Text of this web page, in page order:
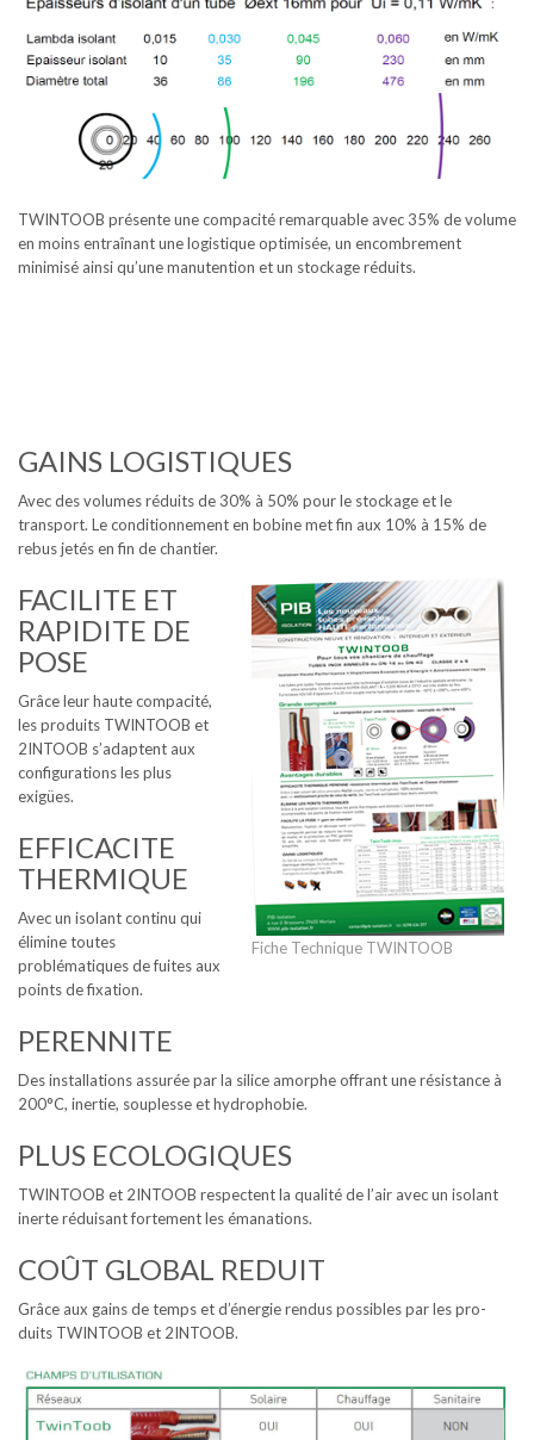
TWINTOOB présente une compacité remarquable avec 35% de volume
en moins entraînant une logistique optimisée, un encombrement
minimisé ainsi qu’une manutention et un stockage réduits.
GAINS LOGISTIQUES
Avec des volumes réduits de 30% à 50% pour le stockage et le
transport. Le conditionnement en bobine met fin aux 10% à 15% de
rebus jetés en fin de chantier.
Fiche Technique TWINTOOB
FACILITE ET
RAPIDITE DE
POSE
Grâce leur haute compacité,
les produits TWINTOOB et
2INTOOB s’adaptent aux
configurations les plus
exigües.
EFFICACITE
THERMIQUE
Avec un isolant continu qui
élimine toutes
problématiques de fuites aux
points de fixation.
PERENNITE
Des installations assurée par la silice amorphe offrant une résistance à
200°C, inertie, souplesse et hydrophobie.
PLUS ECOLOGIQUES
TWINTOOB et 2INTOOB respectent la qualité de l’air avec un isolant
inerte réduisant fortement les émanations.
COÛT GLOBAL REDUIT
Grâce aux gains de temps et d’énergie rendus possibles par les pro-
duits TWINTOOB et 2INTOOB.